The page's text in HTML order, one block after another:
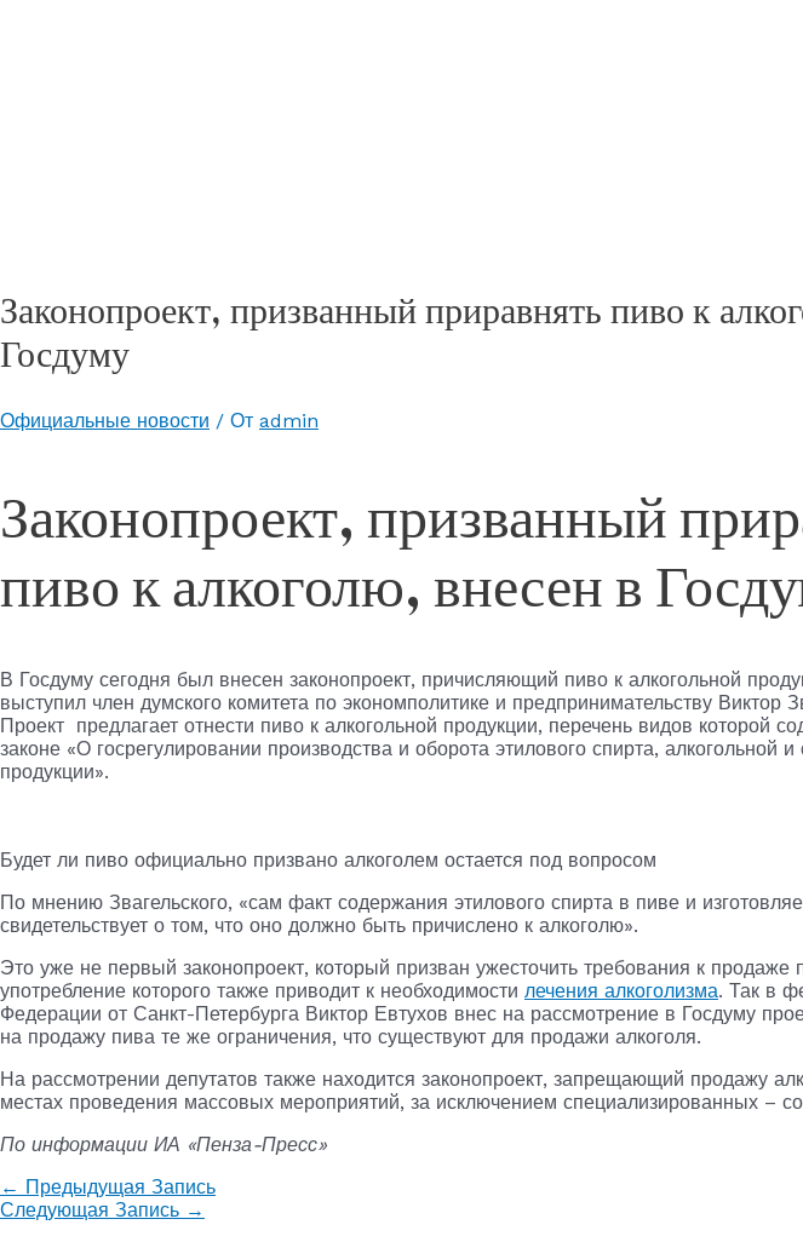
Законопроект, призванный приравнять пиво к
Госдуму
Официальные новости / От admin
Законопроект, призванный
пиво к алкоголю, внесен в
В Госдуму сегодня был внесен законопроект, причисляющий пиво к алкогольной
выступил член думского комитета по экономполитике и предпринимательству Виктор
Проект предлагает отнести пиво к алкогольной продукции, перечень видов которой
законе «О госрегулировании производства и оборота этилового спирта, алкогольной
продукции».
Будет ли пиво официально призвано алкоголем остается под вопросом
По мнению Звагельского, «сам факт содержания этилового спирта в пиве и
свидетельствует о том, что оно должно быть причислено к алкоголю».
Это уже не первый законопроект, который призван ужесточить требования к продаже
употребление которого также приводит к необходимости лечения алкоголизма. Так в
Федерации от Санкт-Петербурга Виктор Евтухов внес на рассмотрение в Госдуму
на продажу пива те же ограничения, что существуют для продажи алкоголя.
На рассмотрении депутатов также находится законопроект, запрещающий продажу
местах проведения массовых мероприятий, за исключением специализированных –
По информации ИА «Пенза-Пресс»
← Предыдущая Запись
Следующая Запись →